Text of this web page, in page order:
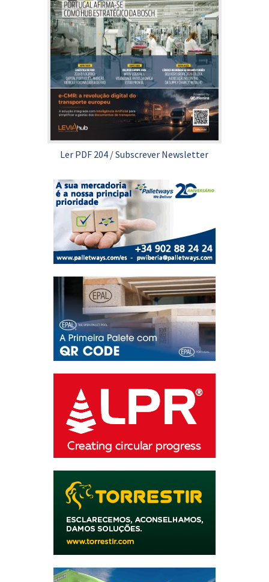
Ler PDF 204 /Subscrever Newsletter